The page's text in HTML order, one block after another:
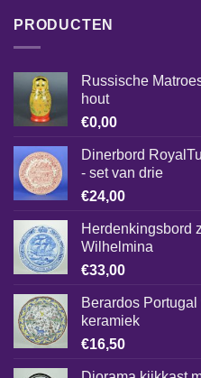
PRODUCTEN
Russische
hout
€0,00
Dinerbord
- set van drie
€24,00
Herdenkingsbord
Wilhelmina
€33,00
Berardos
keramiek
€16,50